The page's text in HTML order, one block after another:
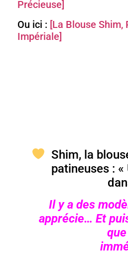
Précieuse]
Ou ici : [La Blouse
Impériale]
Shim, la
patineuses :
Il y a des
apprécie… Et